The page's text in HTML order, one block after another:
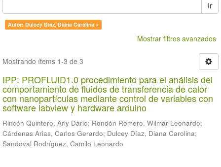
Ir
Autor: Dulcey Díaz, Diana Carolina ×
Mostrar filtros avanzados
Mostrando ítems 1-3 de 3
IPP: PROFLUID1.0 procedimiento para el análisis del
comportamiento de fluidos de transferencia de calor
con nanopartículas mediante control de variables con
software labview y hardware arduino
Rincón Quintero, Arly Dario; Rondón Romero, Wilmar Leonardo;
Cárdenas Arias, Carlos Gerardo; Dulcey Díaz, Diana Carolina;
Sandoval Rodríguez, Camilo Leonardo